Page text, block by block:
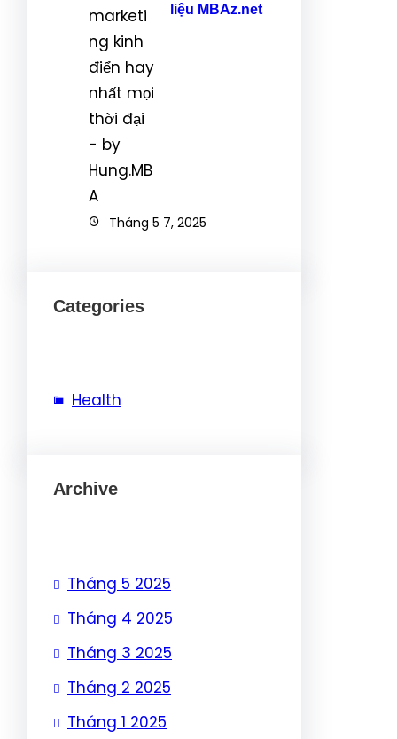
liệu MBAz.net
Tháng 5 7, 2025
Categories
Health
Archive
Tháng 5 2025
Tháng 4 2025
Tháng 3 2025
Tháng 2 2025
Tháng 1 2025